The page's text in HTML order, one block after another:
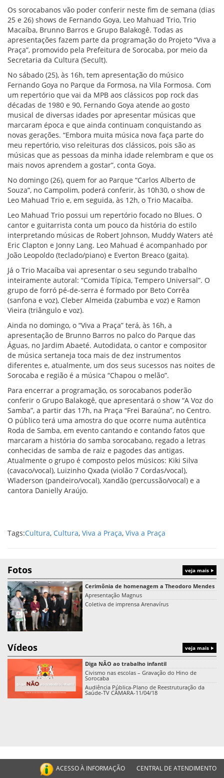
Os sorocabanos vão poder conferir neste fim de semana (dias
25 e 26) shows de Fernando Goya, Leo Mahuad Trio, Trio
Macaíba, Brunno Barros e Grupo Balakogê. Todas as
apresentações fazem parte da programação do Projeto “Viva a
Praça”, promovido pela Prefeitura de Sorocaba, por meio da
Secretaria da Cultura (Secult).
No sábado (25), às 16h, tem apresentação do músico
Fernando Goya no Parque da Formosa, na Vila Formosa. Com
um repertório que vai da MPB aos clássicos pop rock das
décadas de 1980 e 90, Fernando Goya atende ao gosto
musical de diversas idades por apresentar músicas que
marcaram época e que ainda continuam conquistando as
novas gerações. “Embora muita música nova faça parte do
meu repertório, viso releituras dos clássicos, pois são as
músicas que as pessoas da minha idade relembram e que os
mais novos aprendem a gostar”, conta Goya.
No domingo (26), quem for ao Parque “Carlos Alberto de
Souza”, no Campolim, poderá conferir, às 10h30, o show de
Leo Mahuad Trio e, em seguida, às 12h, o Trio Macaíba.
Leo Mahuad Trio possui um repertório focado no Blues. O
cantor e guitarrista conta um pouco da história do estilo
interpretando músicas de Robert Johnson, Muddy Waters até
Eric Clapton e Jonny Lang. Leo Mahuad é acompanhado por
João Leopoldo (teclado/piano) e Everton Breaco (gaita).
Já o Trio Macaíba vai apresentar o seu segundo trabalho
inteiramente autoral: “Comida Típica, Tempero Universal”. O
grupo de forró pé-de-serra é formado por Beto Corrêa
(sanfona e voz), Cleber Almeida (zabumba e voz) e Ramon
Vieira (triângulo e voz).
Ainda no domingo, o “Viva a Praça” terá, às 16h, a
apresentação de Brunno Barros no palco do Parque das
Águas, no Jardim Abaeté. Autodidata, o cantor e compositor
de música sertaneja toca mais de dez instrumentos
diferentes e, atualmente, um dos seus sucessos nas noites de
Sorocaba e região é a música “Chapou o melão”.
Para encerrar a programação, os sorocabanos poderão
conferir o Grupo Balakogê, que apresentará o show “A Voz do
Samba”, a partir das 17h, na Praça “Frei Baraúna”, no Centro.
O público terá uma amostra do que ocorre numa autêntica
Roda de Samba, em evento cantando e contando fatos que
marcaram a história do samba sorocabano, regado a letras
conhecidas de samba de raiz e pagodes das antigas.
Atualmente o grupo é composto pelos músicos: Kiki Silva
(cavaco/vocal), Luizinho Qxada (violão 7 Cordas/vocal),
Wladerson (pandeiro/vocal), Xandão (percussão/vocal) e a
cantora Danielly Araújo.
Tags:Cultura, Cultura, Viva a Praça, Viva a Praça
Fotos veja mais
Cerimônia de homenagem a Theodoro Mendes
Apresentação Magnus
Coletiva de imprensa Arenavírus
Vídeos veja mais
Diga NÃO ao trabalho infantil
Civismo nas escolas – Gravação do Hino de
Sorocaba
Audiência Pública-Plano de Reestruturação da
Saúde-TV CÂMARA-11/04/18
ACESSO À INFORMAÇÃO CENTRAL DE ATENDIMENTO